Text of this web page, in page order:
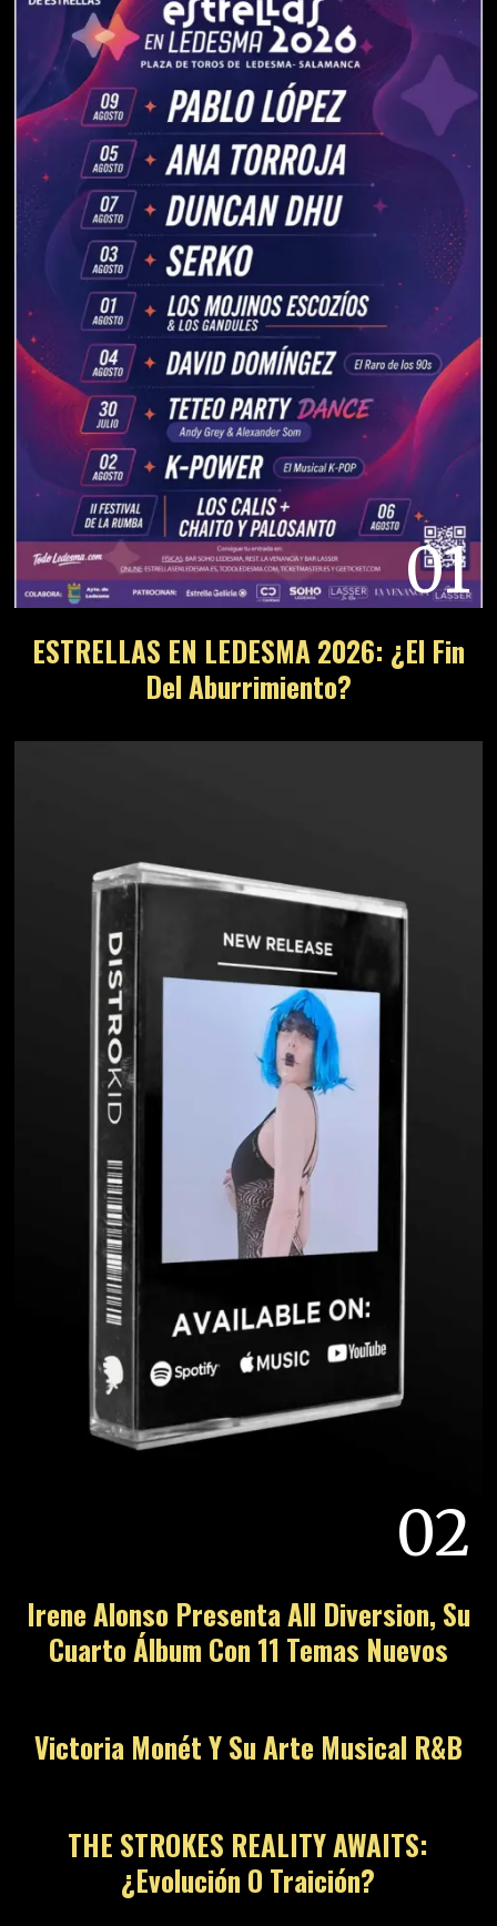
01
ESTRELLAS EN LEDESMA 2026: ¿El Fin
Del Aburrimiento?
02
Irene Alonso Presenta All Diversion, Su
Cuarto Álbum Con 11 Temas Nuevos
03
Victoria Monét Y Su Arte Musical R&B
04
THE STROKES REALITY AWAITS:
¿Evolución O Traición?